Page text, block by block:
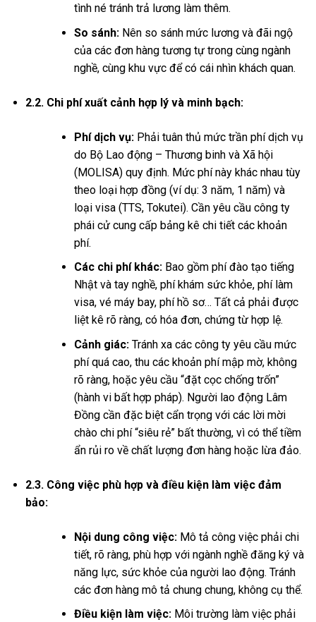
tình né tránh trả lương làm thêm.
So sánh:Nên so sánh mức lương và đãi ngộ
của các đơn hàng tương tự trong cùng ngành
nghề, cùng khu vực để có cái nhìn khách quan.
2.2. Chi phí xuất cảnh hợp lý và minh bạch:
Phí dịch vụ:Phải tuân thủ mức trần phí dịch vụ
do Bộ Lao động – Thương binh và Xã hội
(MOLISA) quy định. Mức phí này khác nhau tùy
theo loại hợp đồng (ví dụ: 3 năm, 1 năm) và
loại visa (TTS, Tokutei). Cần yêu cầu công ty
phái cử cung cấp bảng kê chi tiết các khoản
phí.
Các chi phí khác:Bao gồm phí đào tạo tiếng
Nhật và tay nghề, phí khám sức khỏe, phí làm
visa, vé máy bay, phí hồ sơ… Tất cả phải được
liệt kê rõ ràng, có hóa đơn, chứng từ hợp lệ.
Cảnh giác:Tránh xa các công ty yêu cầu mức
phí quá cao, thu các khoản phí mập mờ, không
rõ ràng, hoặc yêu cầu “đặt cọc chống trốn”
(hành vi bất hợp pháp). Người lao động Lâm
Đồng cần đặc biệt cẩn trọng với các lời mời
chào chi phí “siêu rẻ” bất thường, vì có thể tiềm
ẩn rủi ro về chất lượng đơn hàng hoặc lừa đảo.
2.3. Công việc phù hợp và điều kiện làm việc đảm
bảo:
Nội dung công việc:Mô tả công việc phải chi
tiết, rõ ràng, phù hợp với ngành nghề đăng ký và
năng lực, sức khỏe của người lao động. Tránh
các đơn hàng mô tả chung chung, không cụ thể.
Điều kiện làm việc:Môi trường làm việc phải